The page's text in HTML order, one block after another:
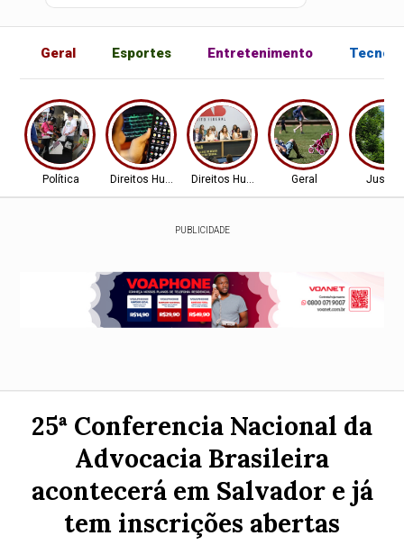
Geral Esportes Entretenimento
Política Direitos HumanosDireitos Humanos Geral Justiça
PUBLICIDADE
25ª Conferencia Nacional da
Advocacia Brasileira
acontecerá em Salvador e já
tem inscrições abertas